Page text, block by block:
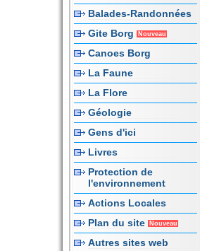
Balades-Randonnées
Gite Borg
Nouveau
Canoes Borg
La Faune
La Flore
Géologie
Gens d'ici
Livres
Protection de
l'environnement
Actions Locales
Plan du site
Nouveau
Autres sites web